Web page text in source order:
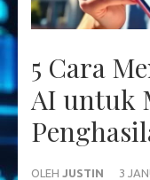
5 Cara
AI untuk
OLEH JUSTIN
3